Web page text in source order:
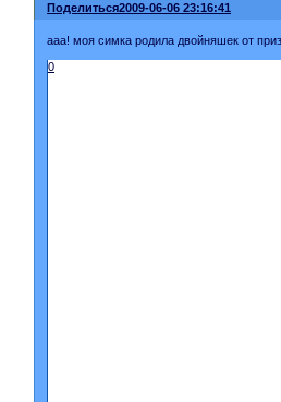
Поделиться2009-06-06 23:16:41
ааа! моя симка родила двойняшек от
0